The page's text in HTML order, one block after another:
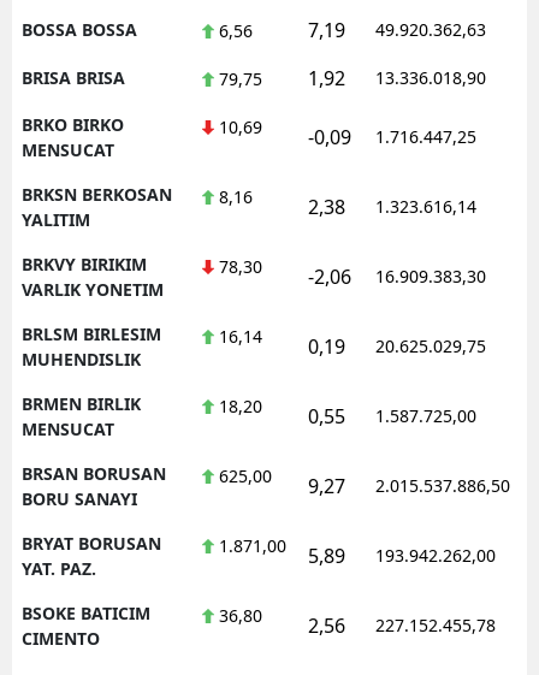
BOSSA BOSSA 6,56 7,19 49.920.362,63
BRISA BRISA 79,75 1,92 13.336.018,90
BRKO BIRKO
MENSUCAT
10,69 -0,09 1.716.447,25
BRKSN BERKOSAN
YALITIM
8,16 2,38 1.323.616,14
BRKVY BIRIKIM
VARLIK YONETIM
78,30 -2,06 16.909.383,30
BRLSM BIRLESIM
MUHENDISLIK
16,14 0,19 20.625.029,75
BRMEN BIRLIK
MENSUCAT
18,20 0,55 1.587.725,00
BRSAN BORUSAN
BORU SANAYI
625,00 9,27 2.015.537.886,50
BRYAT BORUSAN
YAT. PAZ.
1.871,00 5,89 193.942.262,00
BSOKE BATICIM
CIMENTO
36,80 2,56 227.152.455,78